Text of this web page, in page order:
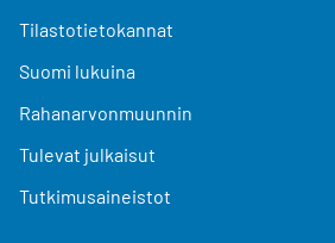
Tilastotietokannat
Suomi lukuina
Rahanarvonmuunnin
Tulevat julkaisut
Tutkimusaineistot